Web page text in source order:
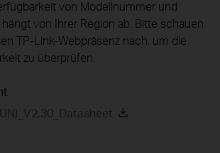
von Modellnummer und
von Ihrer Region ab. Bitte schauen
TP-Link-Webpräsenz nach, um die
zu überprüfen.